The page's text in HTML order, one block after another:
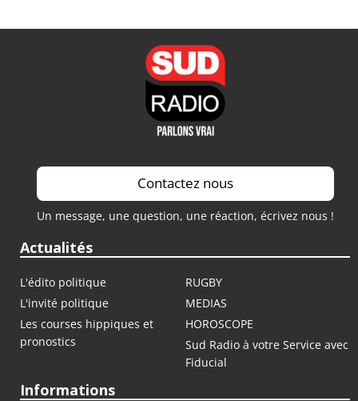
Contactez nous
Un message, une question, une réaction, écrivez nous !
Actualités
L'édito politique
RUGBY
L'invité politique
MEDIAS
Les courses hippiques et
pronostics
HOROSCOPE
Sud Radio à votre Service avec
Fiducial
Informations